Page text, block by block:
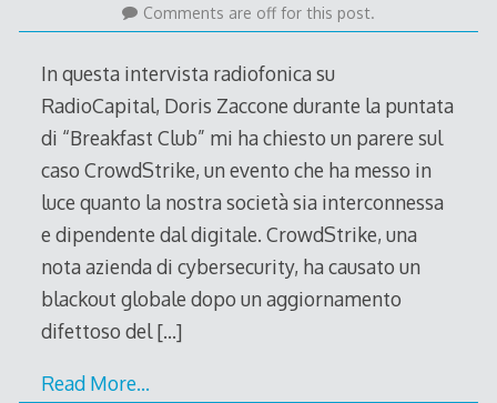
Comments are off for this post.
In questa intervista radiofonica su
RadioCapital, Doris Zaccone durante la puntata
di “Breakfast Club” mi ha chiesto un parere sul
caso CrowdStrike, un evento che ha messo in
luce quanto la nostra società sia interconnessa
e dipendente dal digitale. CrowdStrike, una
nota azienda di cybersecurity, ha causato un
blackout globale dopo un aggiornamento
difettoso del[…]
Read More…